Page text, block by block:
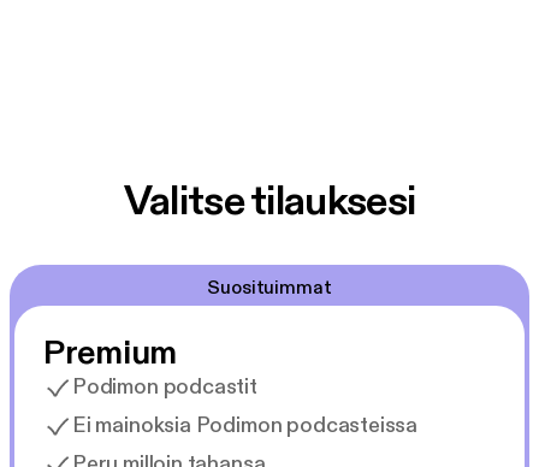
Valitse tilauksesi
Suosituimmat
Premium
Podimon podcastit
Ei mainoksia Podimon podcasteissa